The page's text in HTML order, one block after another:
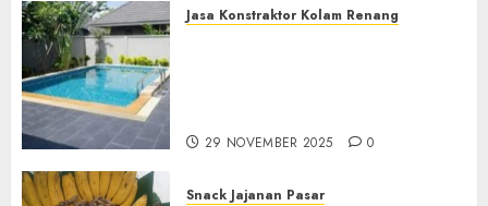
Jasa Konstraktor Kolam Renang
29 NOVEMBER 2025 0
Snack Jajanan Pasar